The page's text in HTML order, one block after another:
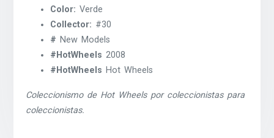
Color: Verde
Collector: #30
# New Models
#HotWheels 2008
#HotWheels Hot Wheels
Coleccionismo de Hot Wheels por coleccionistas para
coleccionistas.